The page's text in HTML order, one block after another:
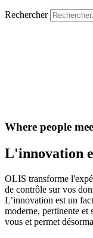
Rechercher
Where people
L'innovation
OLIS transforme
de contrôle sur vos
L’innovation est un
moderne, pertinente et
vous et permet